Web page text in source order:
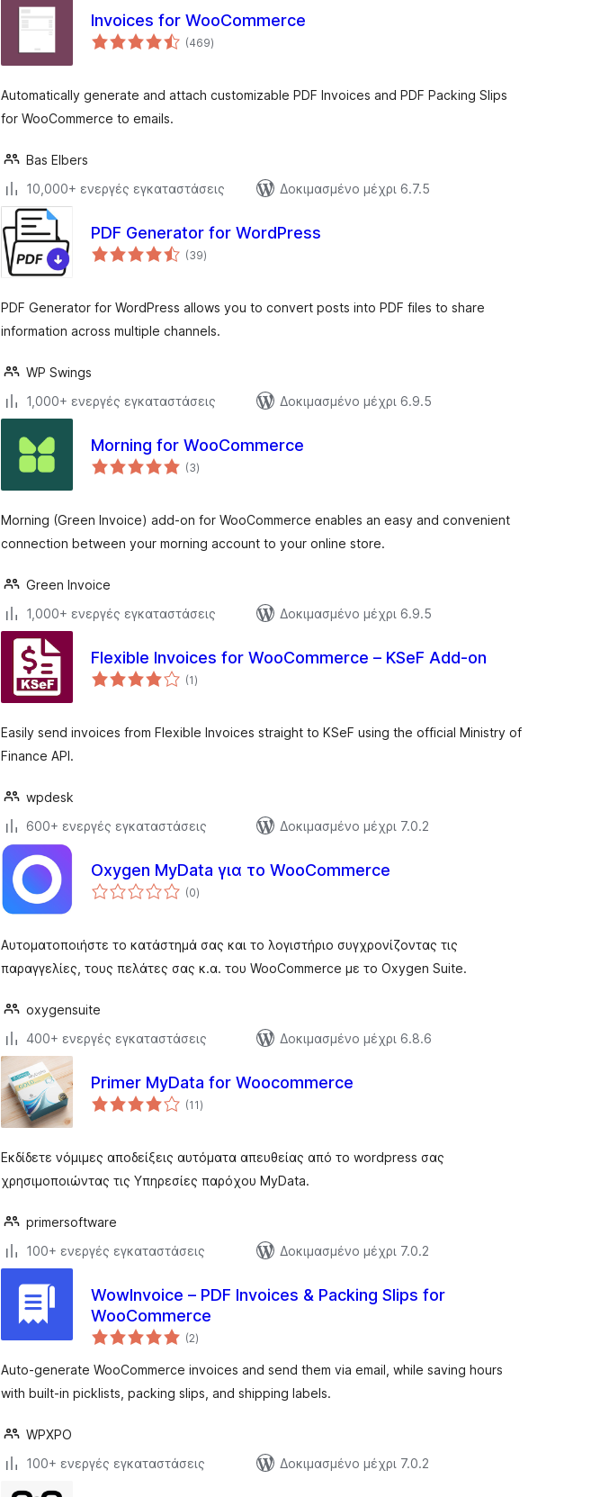
Invoices for WooCommerce
(469αξιολογήσεις
σύνολο
)
Automatically generate and attach customizable PDF Invoices and PDF Packing Slips
for WooCommerce to emails.
Bas Elbers
10,000+ ενεργές εγκαταστάσεις
Δοκιμασμένο μέχρι 6.7.5
PDF Generator for WordPress
(39αξιολογήσεις
σύνολο
)
PDF Generator for WordPress allows you to convert posts into PDF files to share
information across multiple channels.
WP Swings
1,000+ ενεργές εγκαταστάσεις
Δοκιμασμένο μέχρι 6.9.5
Morning for WooCommerce
(3αξιολογήσεις
σύνολο
)
Morning (Green Invoice) add-on for WooCommerce enables an easy and convenient
connection between your morning account to your online store.
Green Invoice
1,000+ ενεργές εγκαταστάσεις
Δοκιμασμένο μέχρι 6.9.5
Flexible Invoices for WooCommerce – KSeF Add-on
(1αξιολογήσεις
σύνολο
)
Easily send invoices from Flexible Invoices straight to KSeF using the official Ministry of
Finance API.
wpdesk
600+ ενεργές εγκαταστάσεις
Δοκιμασμένο μέχρι 7.0.2
Oxygen MyData για το WooCommerce
(0αξιολογήσεις
σύνολο
)
Αυτοματοποιήστε το κατάστημά σας και το λογιστήριο συγχρονίζοντας τις
παραγγελίες, τους πελάτες σας κ.α. του WooCommerce με το Oxygen Suite.
oxygensuite
400+ ενεργές εγκαταστάσεις
Δοκιμασμένο μέχρι 6.8.6
Primer MyData for Woocommerce
(11αξιολογήσεις
σύνολο
)
Εκδίδετε νόμιμες αποδείξεις αυτόματα απευθείας από το wordpress σας
χρησιμοποιώντας τις Υπηρεσίες παρόχου MyData.
primersoftware
100+ ενεργές εγκαταστάσεις
Δοκιμασμένο μέχρι 7.0.2
WowInvoice – PDF Invoices & Packing Slips for
WooCommerce
(2αξιολογήσεις
σύνολο
)
Auto-generate WooCommerce invoices and send them via email, while saving hours
with built-in picklists, packing slips, and shipping labels.
WPXPO
100+ ενεργές εγκαταστάσεις
Δοκιμασμένο μέχρι 7.0.2